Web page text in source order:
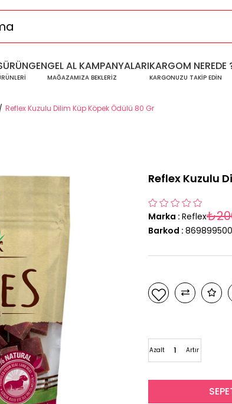
GEL AL KAMPANYALARI
MAĞAZAMIZA BEKLERİZ
KARGOM NEREDE
KARGONUZU TAKİP EDİN
Reflex Kuzulu Dilim Küp Köpek Ödülü 80 Gr
Reflex Kuzulu
Marka : Reflex
Barkod :
Artır
Azalt